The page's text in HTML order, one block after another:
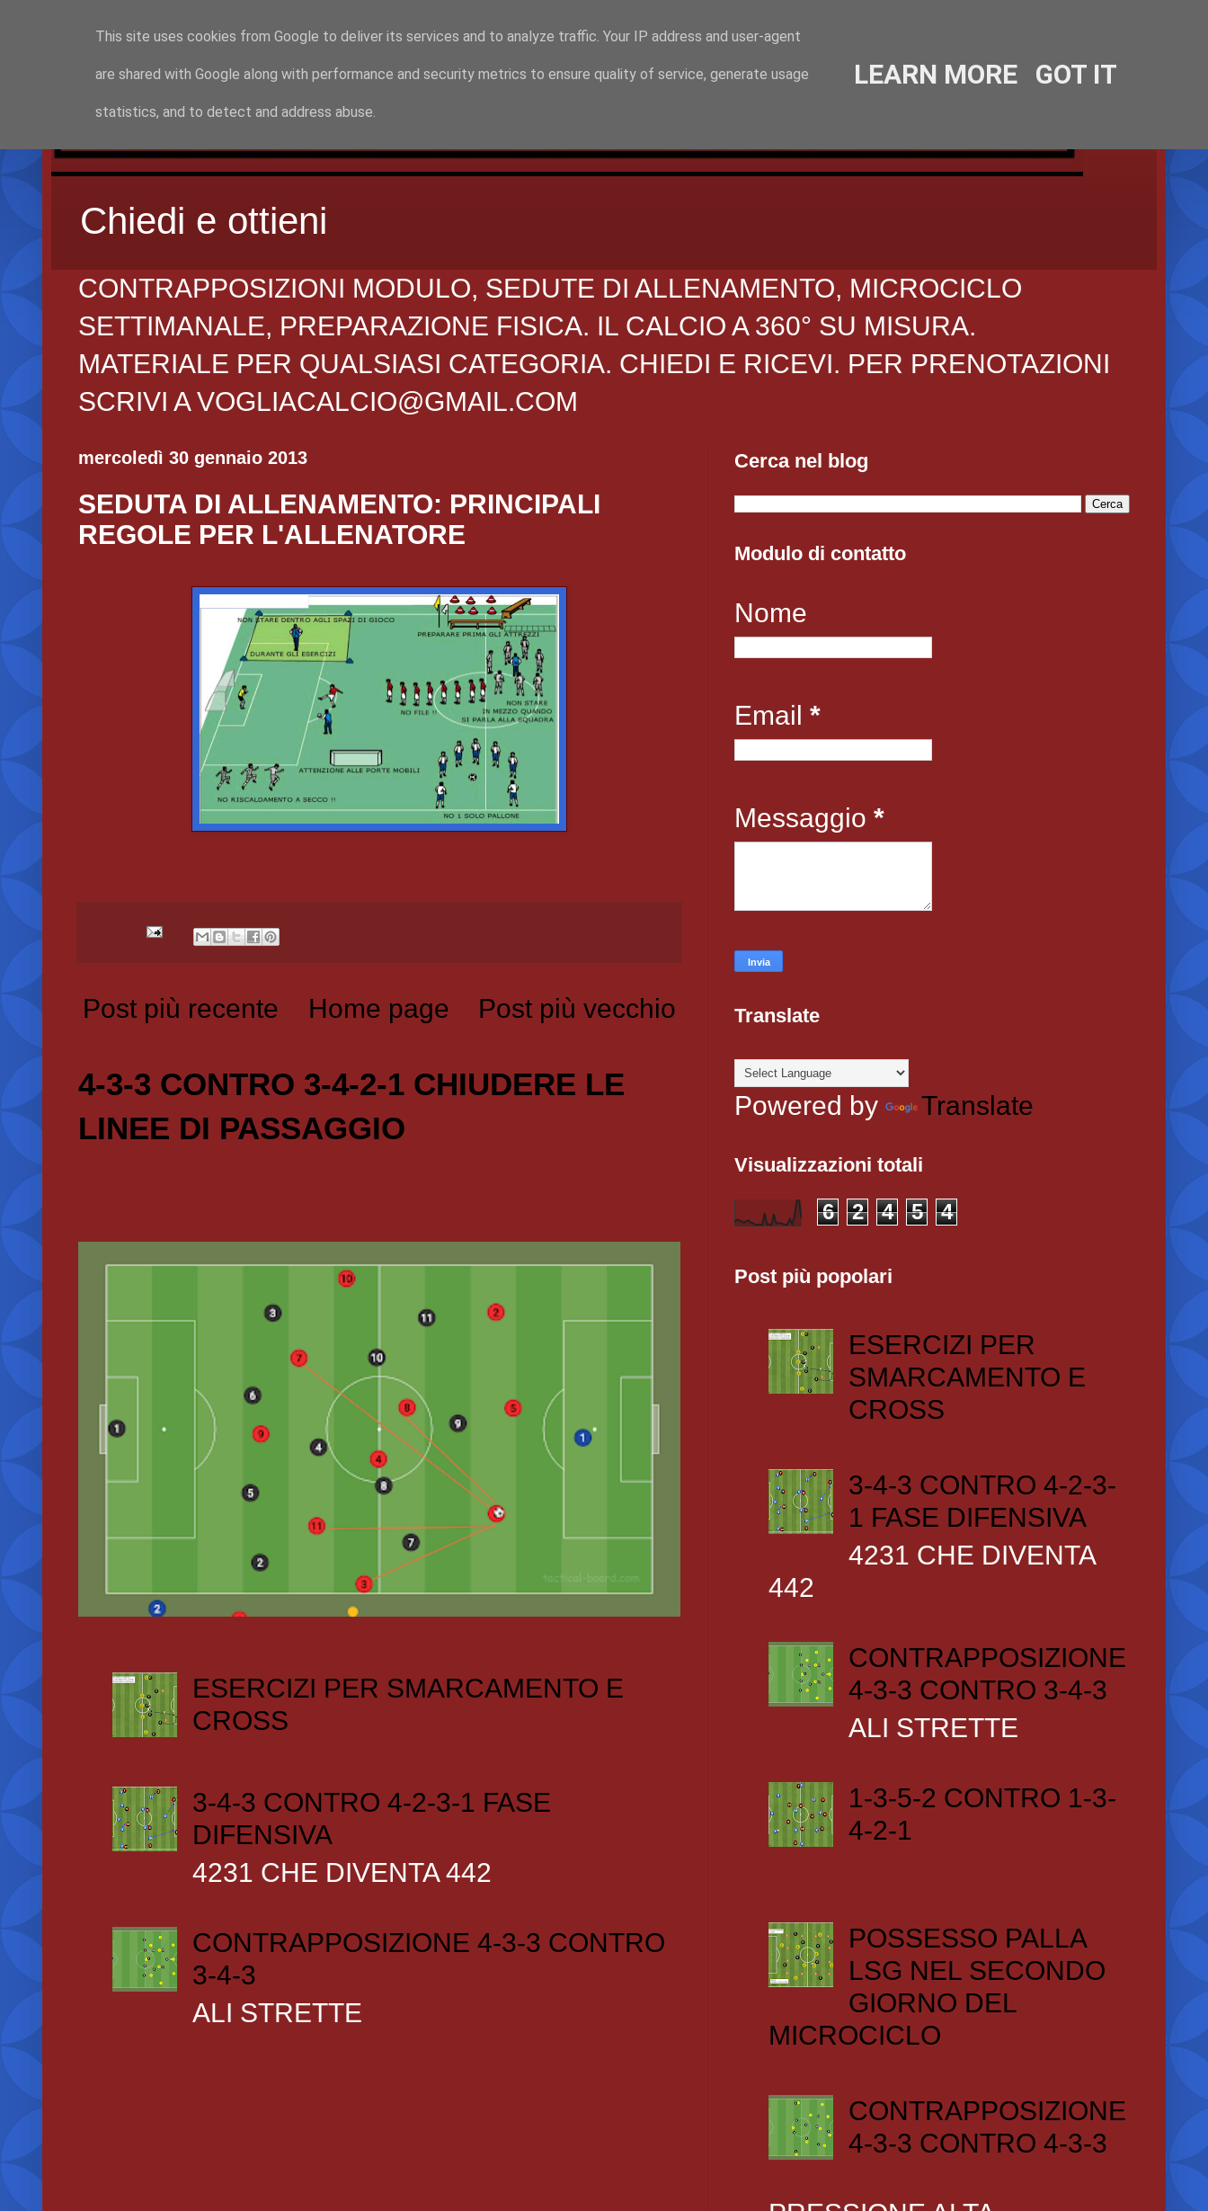
Chiedi e ottieni
CONTRAPPOSIZIONI MODULO, SEDUTE DI ALLENAMENTO, MICROCICLO
SETTIMANALE, PREPARAZIONE FISICA. IL CALCIO A 360° SU MISURA.
MATERIALE PER QUALSIASI CATEGORIA. CHIEDI E RICEVI. PER PRENOTAZIONI
SCRIVI A VOGLIACALCIO@GMAIL.COM
mercoledì 30 gennaio 2013
SEDUTA DI ALLENAMENTO: PRINCIPALI
REGOLE PER L'ALLENATORE
Post più recente Post più vecchio
Home page
4-3-3 CONTRO 3-4-2-1 CHIUDERE LE
LINEE DI PASSAGGIO
ESERCIZI PER SMARCAMENTO E
CROSS
3-4-3 CONTRO 4-2-3-1 FASE
DIFENSIVA
4231 CHE DIVENTA 442
CONTRAPPOSIZIONE 4-3-3 CONTRO
3-4-3
ALI STRETTE
Cerca nel blog
Modulo di contatto
Nome
Email *
Messaggio *
Translate
Powered by Translate
Visualizzazioni totali
6 2 4 5 4
Post più popolari
ESERCIZI PER
SMARCAMENTO E
CROSS
3-4-3 CONTRO 4-2-3-
1 FASE DIFENSIVA
4231 CHE DIVENTA
442
CONTRAPPOSIZIONE
4-3-3 CONTRO 3-4-3
ALI STRETTE
1-3-5-2 CONTRO 1-3-
4-2-1
POSSESSO PALLA
LSG NEL SECONDO
GIORNO DEL
MICROCICLO
CONTRAPPOSIZIONE
4-3-3 CONTRO 4-3-3
This site uses cookies from Google to deliver its services and to analyze traffic. Your IP address and user-agent
are shared with Google along with performance and security metrics to ensure quality of service, generate usage
statistics, and to detect and address abuse.
LEARN MORE GOT IT